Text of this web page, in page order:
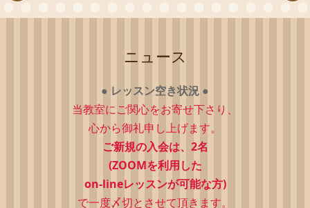
ニュース
● レッスン空き状況 ●
当教室にご関心をお寄せ下さり、
心から御礼申し上げます。
ご新規の入会は、2名
(ZOOMを利用した
on-lineレッスンが可能な方)
で一度〆切とさせて頂きます。